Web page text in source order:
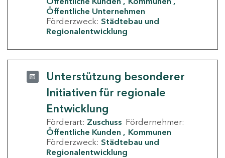
Öffentliche Unternehmen
Förderzweck: Städtebau und
Regionalentwicklung
Unterstützung besonderer
Initiativen für regionale
Entwicklung
Förderart: Zuschuss Fördernehmer:
Öffentliche Kunden
Kommunen
Förderzweck: Städtebau und
Regionalentwicklung